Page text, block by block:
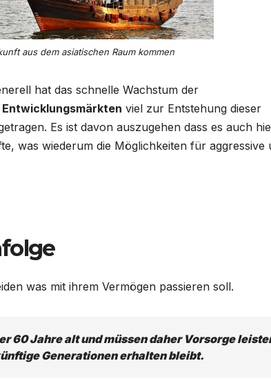
aus dem asiatischen Raum kommen
hat das schnelle Wachstum der
viel zur Entstehung dieser
Es ist davon auszugehen dass es auch
was wiederum die Möglichkeiten für aggressive
was mit ihrem Vermögen passieren soll.
60 Jahre alt und müssen daher Vorsorge
Generationen erhalten bleibt.